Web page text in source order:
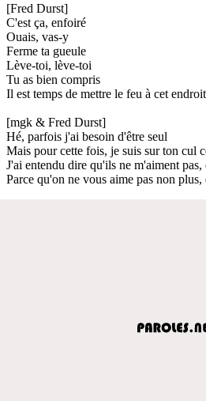
[Fred Durst]
C'est ça, enfoiré
Ouais, vas-y
Ferme ta gueule
Lève-toi, lève-toi
Tu as bien compris
Il est temps de mettre le feu à cet endroit
[mgk & Fred Durst]
Hé, parfois j'ai besoin d'être seul
Mais pour cette fois, je suis sur ton cul
J'ai entendu dire qu'ils ne m'aiment pas,
Parce qu'on ne vous aime pas non